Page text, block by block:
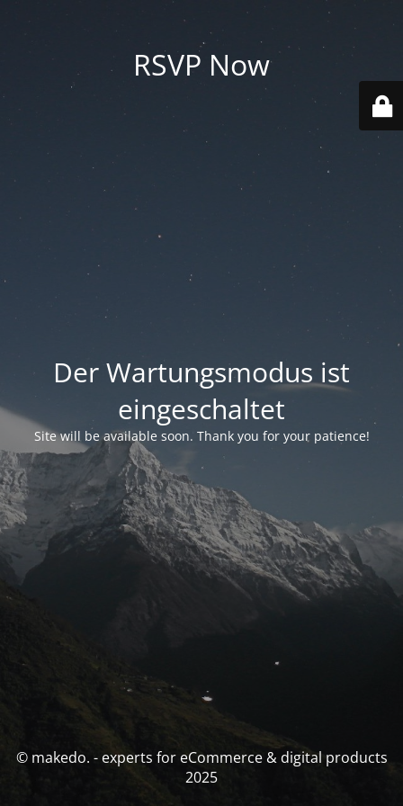
RSVP Now
Der Wartungsmodus ist
eingeschaltet
Site will be available soon. Thank you for your patience!
© makedo. - experts for eCommerce & digital products
2025